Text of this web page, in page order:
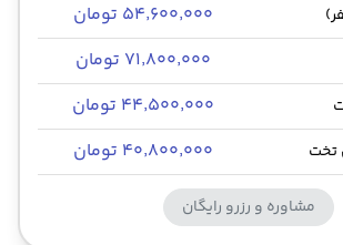
۵۴٬۶۰۰٬۰۰۰ تومان
۷۱٬۸۰۰٬۰۰۰ تومان
۴۴٬۵۰۰٬۰۰۰ تومان
تخت ۴۰٬۸۰۰٬۰۰۰ تومان
مشاوره و رزرو رایگان